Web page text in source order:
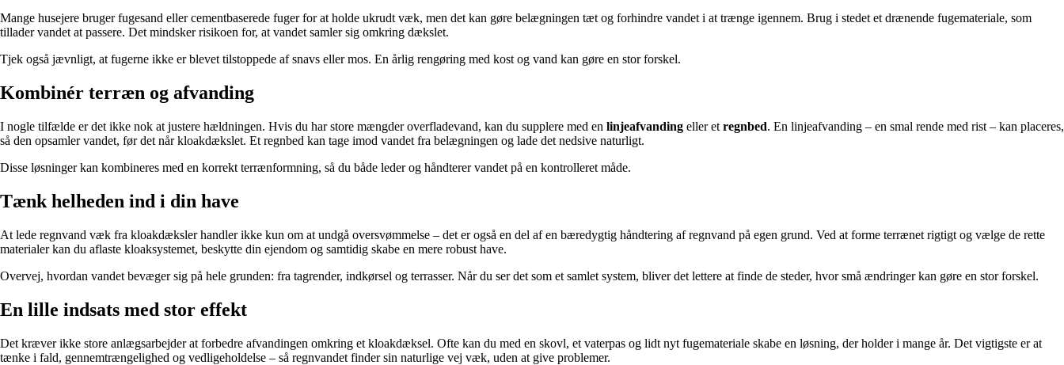
Mange husejere bruger fugesand eller cementbaserede fuger for at holde ukrudt væk, men det kan gøre belægningen tæt og forhindre vandet i at trænge igennem. Brug i stedet et drænende fugemateriale, som
tillader vandet at passere. Det mindsker risikoen for, at vandet samler sig omkring dækslet.
Tjek også jævnligt, at fugerne ikke er blevet tilstoppede af snavs eller mos. En årlig rengøring med kost og vand kan gøre en stor forskel.
Kombinér terræn og afvanding
I nogle tilfælde er det ikke nok at justere hældningen. Hvis du har store mængder overfladevand, kan du supplere med en linjeafvanding eller et regnbed. En linjeafvanding – en smal rende med rist – kan placeres,
så den opsamler vandet, før det når kloakdækslet. Et regnbed kan tage imod vandet fra belægningen og lade det nedsive naturligt.
Disse løsninger kan kombineres med en korrekt terrænformning, så du både leder og håndterer vandet på en kontrolleret måde.
Tænk helheden ind i din have
At lede regnvand væk fra kloakdæksler handler ikke kun om at undgå oversvømmelse – det er også en del af en bæredygtig håndtering af regnvand på egen grund. Ved at forme terrænet rigtigt og vælge de rette
materialer kan du aflaste kloaksystemet, beskytte din ejendom og samtidig skabe en mere robust have.
Overvej, hvordan vandet bevæger sig på hele grunden: fra tagrender, indkørsel og terrasser. Når du ser det som et samlet system, bliver det lettere at finde de steder, hvor små ændringer kan gøre en stor forskel.
En lille indsats med stor effekt
Det kræver ikke store anlægsarbejder at forbedre afvandingen omkring et kloakdæksel. Ofte kan du med en skovl, et vaterpas og lidt nyt fugemateriale skabe en løsning, der holder i mange år. Det vigtigste er at
tænke i fald, gennemtrængelighed og vedligeholdelse – så regnvandet finder sin naturlige vej væk, uden at give problemer.